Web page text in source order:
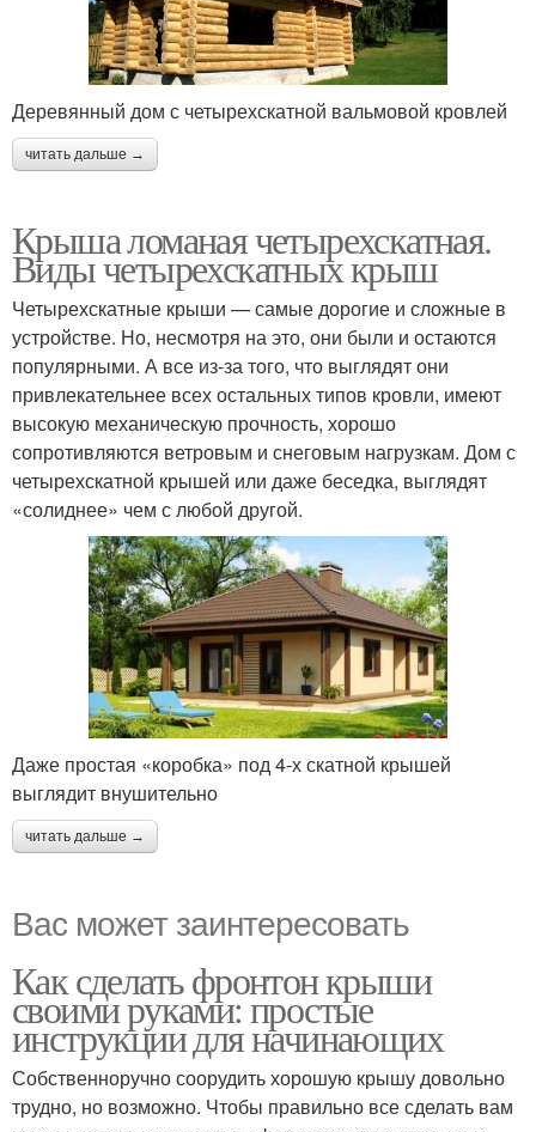
Деревянный дом с четырехскатной вальмовой кровлей
читать дальше →
Крыша ломаная четырехскатная.
Виды четырехскатных крыш
Четырехскатные крыши — самые дорогие и сложные в
устройстве. Но, несмотря на это, они были и остаются
популярными. А все из-за того, что выглядят они
привлекательнее всех остальных типов кровли, имеют
высокую механическую прочность, хорошо
сопротивляются ветровым и снеговым нагрузкам. Дом с
четырехскатной крышей или даже беседка, выглядят
«солиднее» чем с любой другой.
Даже простая «коробка» под 4-х скатной крышей
выглядит внушительно
читать дальше →
Вас может заинтересовать
Как сделать фронтон крыши
своими руками: простые
инструкции для начинающих
Собственноручно соорудить хорошую крышу довольно
трудно, но возможно. Чтобы правильно все сделать вам